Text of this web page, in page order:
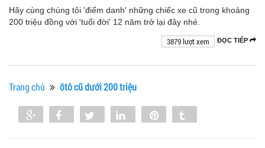
Hãy cùng chúng tôi 'điểm danh' những chiếc xe cũ trong khoảng
200 triệu đồng với 'tuổi đời' 12 năm trở lại đây nhé.
ĐỌC TIẾP
3879 lượt xem
Trang chủ ôtô cũ dưới 200 triệu
Share Share Tweet Share